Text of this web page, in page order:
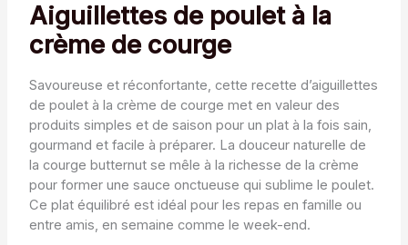
Aiguillettes de poulet à la
crème de courge
Savoureuse et réconfortante, cette recette d’aiguillettes
de poulet à la crème de courge met en valeur des
produits simples et de saison pour un plat à la fois sain,
gourmand et facile à préparer. La douceur naturelle de
la courge butternut se mêle à la richesse de la crème
pour former une sauce onctueuse qui sublime le poulet.
Ce plat équilibré est idéal pour les repas en famille ou
entre amis, en semaine comme le week-end.